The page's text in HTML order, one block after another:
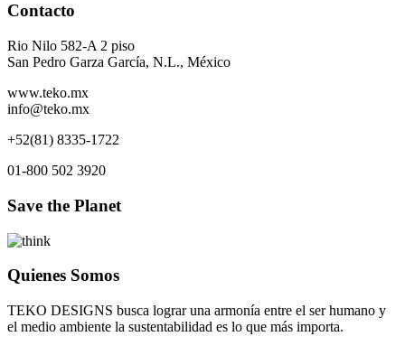
Contacto
Rio Nilo 582-A 2 piso
San Pedro Garza García, N.L., México
www.teko.mx
info@teko.mx
+52(81) 8335-1722
01-800 502 3920
Save the Planet
Quienes Somos
TEKO DESIGNS busca lograr una armonía entre el ser humano y
el medio ambiente la sustentabilidad es lo que más importa.